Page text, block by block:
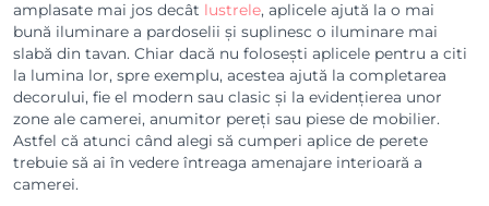
amplasate mai jos decât lustrele, aplicele ajută la o mai
bună iluminare a pardoselii și suplinesc o iluminare mai
slabă din tavan. Chiar dacă nu folosești aplicele pentru a citi
la lumina lor, spre exemplu, acestea ajută la completarea
decorului, fie el modern sau clasic și la evidențierea unor
zone ale camerei, anumitor pereți sau piese de mobilier.
Astfel că atunci când alegi să cumperi aplice de perete
trebuie să ai în vedere întreaga amenajare interioară a
camerei.